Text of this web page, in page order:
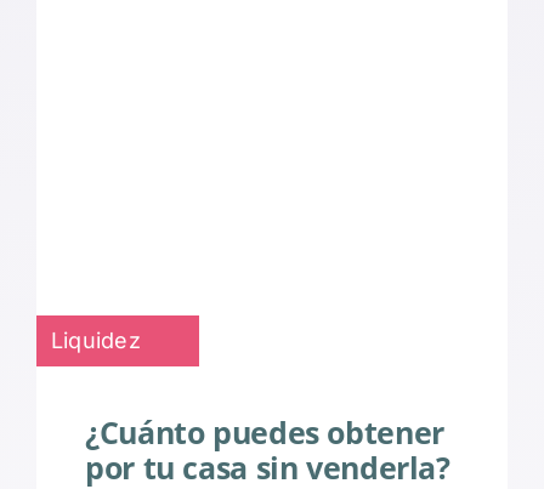
Liquidez
¿Cuánto puedes obtener
por tu casa sin venderla?